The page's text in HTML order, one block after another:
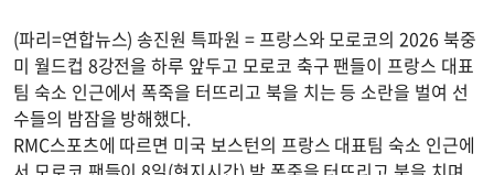
(파리=연합뉴스) 송진원 특파원 = 프랑스와 모로코의 2026 북중
미 월드컵 8강전을 하루 앞두고 모로코 축구 팬들이 프랑스 대표
팀 숙소 인근에서 폭죽을 터뜨리고 북을 치는 등 소란을 벌여 선
수들의 밤잠을 방해했다.
RMC스포츠에 따르면 미국 보스턴의 프랑스 대표팀 숙소 인근에